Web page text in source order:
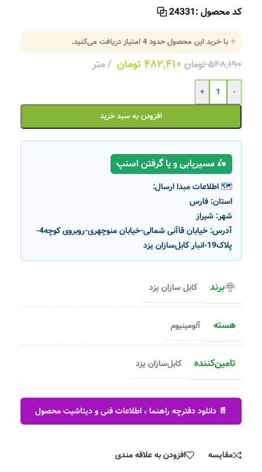
کد محصول :24331
⭐ با خرید این محصول حدود4امتیاز دریافت می‌کنید.
۵۴۸,۱۹۰تومان ۴۸۲,۴۱۰ تومان متر
-
+
افزودن به سبد خرید
🛵 مسیریابی و یا گرفتن اسنپ
🗺️ اطلاعات مبدا ارسال:
استان: فارس
شهر: شیراز
آدرس:
خیابان قاآنی شمالی-خیابان منوچهری-روبروی کوچه4-
پلاک19-انبار کابل‌سازان یزد
برند کابل سازان یزد
هسته آلومینیوم
تامین‌کننده کابل‌سازان یزد
📄 دانلود دفترچه راهنما ، اطلاعات فنی و دیتاشیت محصول
مقایسه افزودن به علاقه مندی